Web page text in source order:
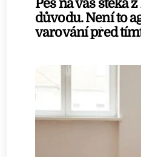
Pes na vás štěká
důvodu. Není to
varování před